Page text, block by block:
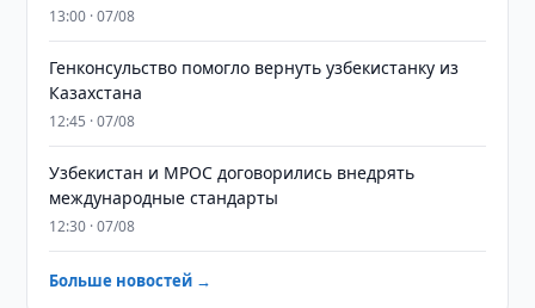
13:00 · 07/08
Генконсульство помогло вернуть узбекистанку из
Казахстана
12:45 · 07/08
Узбекистан и MPOC договорились внедрять
международные стандарты
12:30 · 07/08
Больше новостей →